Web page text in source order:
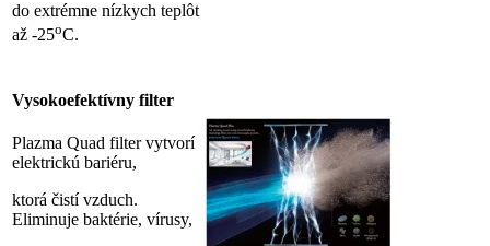
do extrémne nízkych teplôt
až -25oC.
Vysokoefektívny filter
Plazma Quad filter vytvorí
elektrickú bariéru,
ktorá čistí vzduch.
Eliminuje baktérie, vírusy,